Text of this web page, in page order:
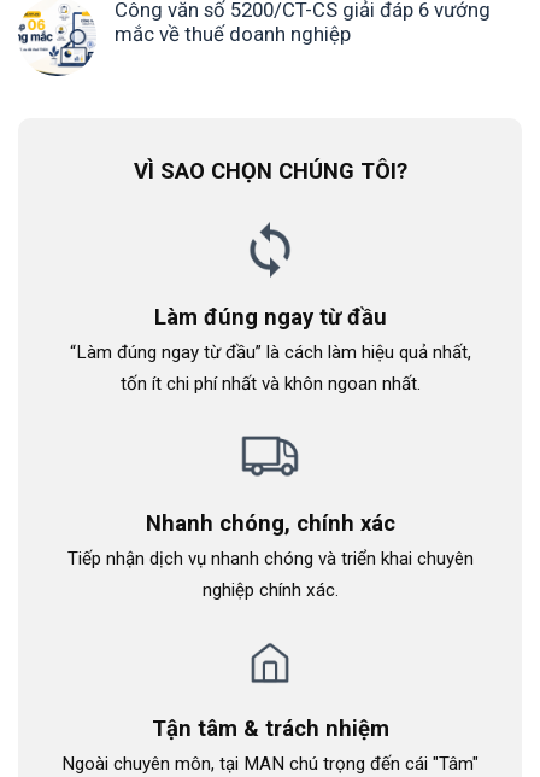
Công văn số 5200/CT-CS giải đáp 6 vướng
mắc về thuế doanh nghiệp
VÌ SAO CHỌN CHÚNG TÔI?
Làm đúng ngay từ đầu
“Làm đúng ngay từ đầu” là cách làm hiệu quả nhất,
tốn ít chi phí nhất và khôn ngoan nhất.
Nhanh chóng, chính xác
Tiếp nhận dịch vụ nhanh chóng và triển khai chuyên
nghiệp chính xác.
Tận tâm & trách nhiệm
Ngoài chuyên môn, tại MAN chú trọng đến cái "Tâm"